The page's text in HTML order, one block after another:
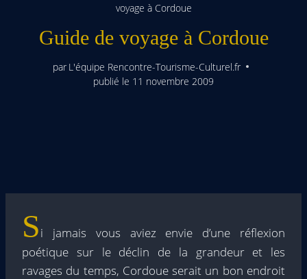
voyage à Cordoue
Guide de voyage à Cordoue
par L'équipe Rencontre-Tourisme-Culturel.fr
publié le 11 novembre 2009
Si jamais vous aviez envie d’une réflexion
poétique sur le déclin de la grandeur et les
ravages du temps, Cordoue serait un bon endroit